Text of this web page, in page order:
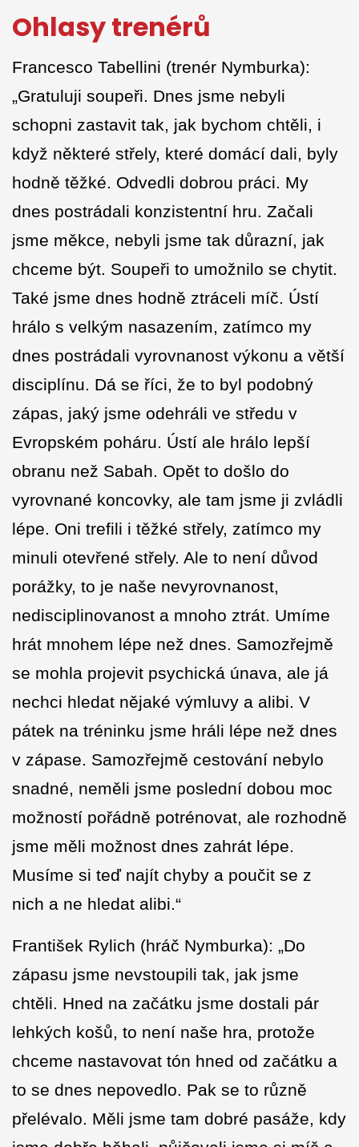
Ohlasy trenérů
Francesco Tabellini (trenér Nymburka):
„Gratuluji soupeři. Dnes jsme nebyli
schopni zastavit tak, jak bychom chtěli, i
když některé střely, které domácí dali, byly
hodně těžké. Odvedli dobrou práci. My
dnes postrádali konzistentní hru. Začali
jsme měkce, nebyli jsme tak důrazní, jak
chceme být. Soupeři to umožnilo se chytit.
Také jsme dnes hodně ztráceli míč. Ústí
hrálo s velkým nasazením, zatímco my
dnes postrádali vyrovnanost výkonu a větší
disciplínu. Dá se říci, že to byl podobný
zápas, jaký jsme odehráli ve středu v
Evropském poháru. Ústí ale hrálo lepší
obranu než Sabah. Opět to došlo do
vyrovnané koncovky, ale tam jsme ji zvládli
lépe. Oni trefili i těžké střely, zatímco my
minuli otevřené střely. Ale to není důvod
porážky, to je naše nevyrovnanost,
nedisciplinovanost a mnoho ztrát. Umíme
hrát mnohem lépe než dnes. Samozřejmě
se mohla projevit psychická únava, ale já
nechci hledat nějaké výmluvy a alibi. V
pátek na tréninku jsme hráli lépe než dnes
v zápase. Samozřejmě cestování nebylo
snadné, neměli jsme poslední dobou moc
možností pořádně potrénovat, ale rozhodně
jsme měli možnost dnes zahrát lépe.
Musíme si teď najít chyby a poučit se z
nich a ne hledat alibi.“
František Rylich (hráč Nymburka): „Do
zápasu jsme nevstoupili tak, jak jsme
chtěli. Hned na začátku jsme dostali pár
lehkých košů, to není naše hra, protože
chceme nastavovat tón hned od začátku a
to se dnes nepovedlo. Pak se to různě
přelévalo. Měli jsme tam dobré pasáže, kdy